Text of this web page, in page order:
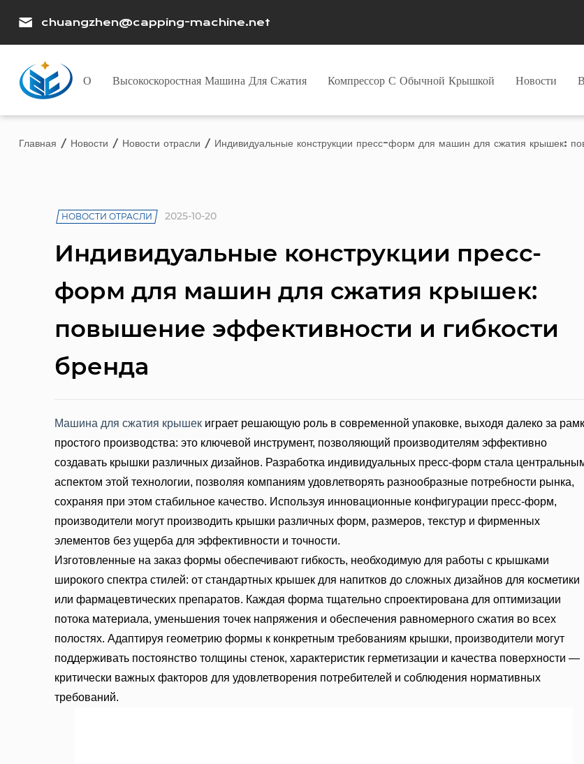
chuangzhen@capping-machine.net
О Высокоскоростная Машина Для Сжатия Компрессор С Обычной Крышкой Новости
Главная / Новости / Новости отрасли / Индивидуальные конструкции пресс-форм для машин для сжатия крышек:
НОВОСТИ ОТРАСЛИ 2025-10-20
Индивидуальные конструкции пресс-
форм для машин для сжатия крышек:
повышение эффективности и гибкости
бренда
Машина для сжатия крышек играет решающую роль в современной упаковке, выходя далеко за
простого производства: это ключевой инструмент, позволяющий производителям эффективно
создавать крышки различных дизайнов. Разработка индивидуальных пресс-форм стала
аспектом этой технологии, позволяя компаниям удовлетворять разнообразные потребности рынка,
сохраняя при этом стабильное качество. Используя инновационные конфигурации пресс-форм,
производители могут производить крышки различных форм, размеров, текстур и фирменных
элементов без ущерба для эффективности и точности.
Изготовленные на заказ формы обеспечивают гибкость, необходимую для работы с крышками
широкого спектра стилей: от стандартных крышек для напитков до сложных дизайнов для косметики
или фармацевтических препаратов. Каждая форма тщательно спроектирована для оптимизации
потока материала, уменьшения точек напряжения и обеспечения равномерного сжатия во всех
полостях. Адаптируя геометрию формы к конкретным требованиям крышки, производители могут
поддерживать постоянство толщины стенок, характеристик герметизации и качества поверхности —
критически важных факторов для удовлетворения потребителей и соблюдения нормативных
требований.